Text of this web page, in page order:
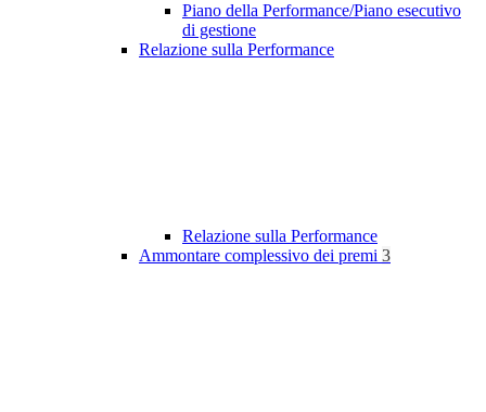
Piano della Performance/Piano esecutivo
di gestione
Relazione sulla Performance
Relazione sulla Performance
Ammontare complessivo dei premi 3